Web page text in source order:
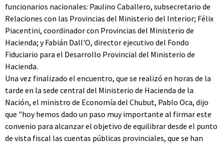
funcionarios nacionales: Paulino Caballero, subsecretario de
Relaciones con las Provincias del Ministerio del Interior; Félix
Piacentini, coordinador con Provincias del Ministerio de
Hacienda; y Fabián Dall'O, director ejecutivo del Fondo
Fiduciario para el Desarrollo Provincial del Ministerio de
Hacienda.
Una vez finalizado el encuentro, que se realizó en horas de la
tarde en la sede central del Ministerio de Hacienda de la
Nación, el ministro de Economía del Chubut, Pablo Oca, dijo
que "hoy hemos dado un paso muy importante al firmar este
convenio para alcanzar el objetivo de equilibrar desde el punto
de vista fiscal las cuentas públicas provinciales, que se han